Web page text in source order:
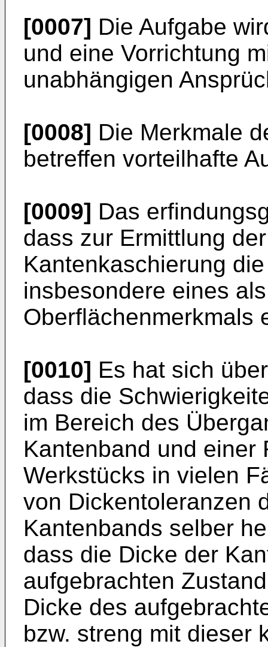
[0007] Die Aufgabe
und eine Vorrichtung
unabhängigen
[0008] Die Merkmale
betreffen vorteilhafte
[0009] Das
dass zur Ermittlung
Kantenkaschierung
insbesondere eines
Oberflächenmerkmals
[0010] Es hat sich
dass die
im Bereich des
Kantenband und einer
Werkstücks in vielen
von Dickentoleranzen
Kantenbands selber
dass die Dicke der
aufgebrachten
Dicke des
bzw. streng mit dieser